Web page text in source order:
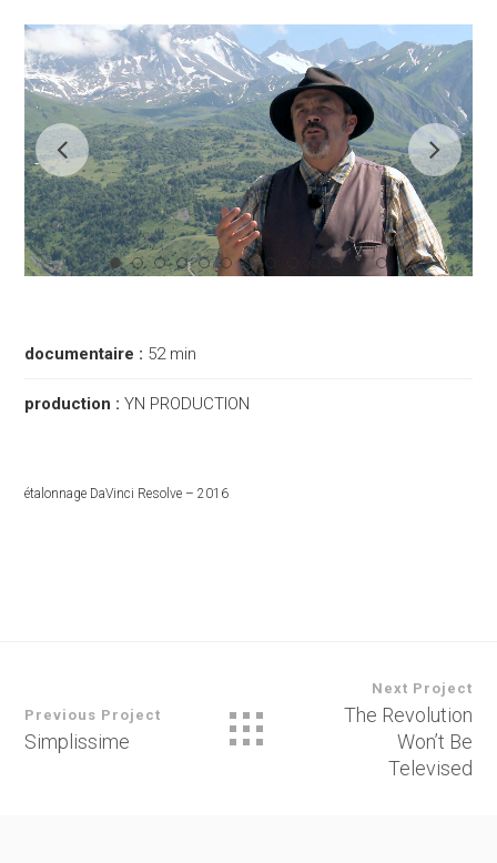
documentaire : 52 min
production :YN PRODUCTION
étalonnage DaVinci Resolve – 2016
Previous Project
Simplissime
Next Project
The Revolution
Won’t Be
Televised